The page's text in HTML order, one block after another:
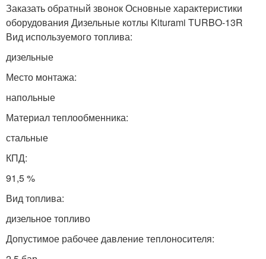
Заказать обратный звонок Основные характеристики
оборудования Дизельные котлы Kiturami TURBO-13R
Вид используемого топлива:
дизельные
Место монтажа:
напольные
Материал теплообменника:
стальные
КПД:
91,5 %
Вид топлива:
дизельное топливо
Допустимое рабочее давление теплоносителя: